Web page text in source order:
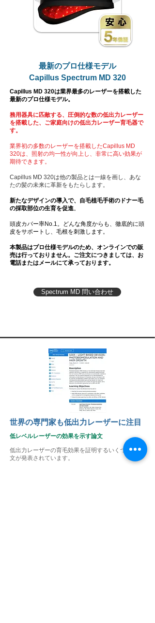
置の有用性が承認され、以来、いくつかの低
出力レーザー器が男性型脱毛症の市場承認を
受けています。
男性のハミルトン・ノーウッドIIa-Vや
I-IVのスキンタイプの女性の髪の成長を促進
する効果が確認された研究もあります。実
レーザーについての研究論文が発表されてい
2014年4月には、1センチ平方メートル当た
ーザー製品の髪の成長を誘発する能力が実証
されました。また、Capillus272 Proが行っ
て51％増加したことが証明されています。
低出力レーザーは、どのように髪を整えるの
ですか？
進について光が植物を成長させるように、毛
ーザーは、フォトバイオモジュレーション
（光の生物調整）呼ばれる生物学的効果に基
幅広く知られている理論は、低出力レーザー
期であるアナ―ゲン期への移行を手助けしま
毛髪の成長サイクルは、成長（成長期）、休
止（休止期）および脱毛（退行期）の三つに
分かれます。髪の成長、薄毛、抜け毛の原因
として、ジヒドロテストステロン（DHT）
による影響があります。
Capillusの低出力レーザーは、血流が増加さ
れ、退行期または休止期の毛包の代謝を刺激
し、成長期の髪への移行を促すことができま
最新のプロ仕様モデル
Capillus Spectrum MD 320
Capillus MD 320は業界最多のレーザーを搭載した
最新のプロ仕様モデル。
務用器具に匹敵する、圧倒的な数の低出力レーザー
を搭載した、ご家庭向けの低出力レーザー育毛器で
す。
業界初の多数のレーザーを搭載したCapillus MD
320は、照射の均一性が向上し、非常に高い効果が
期待できます。
Capillus MD 320は他の製品とは一線を画し、あな
たの髪の未来に革新をもたらします。
新たなデザインの導入で、自毛植毛手術のドナー毛
の採取部位の生育を促進。
頭皮カバー率No.1。どんな角度からも、徹底的に頭
皮をサポートし、毛根を刺激します。
本製品はプロ仕様モデルのため、オンラインでの販
売は行っておりません。ご注文につきましては、お
電話またはメールにて承っております。
Spectrum MD 問い合わせ
​世界の専門家も低出力レーザーに注目
低レベルレーザーの効果を示す論文
低出力レーザーの育毛効果を証明するいくつかの論
文が発表されています。